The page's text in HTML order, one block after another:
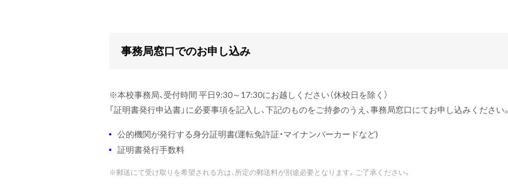
事務局窓口でのお申し込み
※本校事務局、受付時間 平日9:30～17:30にお越しください（休校日を除く）
「証明書発行申込書」に必要事項を記入し、下記のものをご持参のうえ、事務局窓口にてお申し込みください。
公的機関が発行する身分証明書(運転免許証・マイナンバーカードなど)
証明書発行手数料
※郵送にて受け取りを希望される方は、所定の郵送料が別途必要となります。ご了承ください。